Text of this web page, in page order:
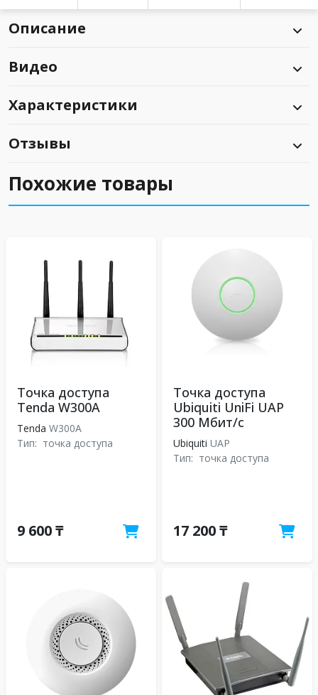
Описание
Видео
Характеристики
Отзывы
Похожие товары
Точка доступа
Tenda W300A
Tenda W300A
Тип: точка доступа
9 600 ₸
Точка доступа
Ubiquiti UniFi UAP
300 Мбит/с
Ubiquiti UAP
Тип: точка доступа
17 200 ₸